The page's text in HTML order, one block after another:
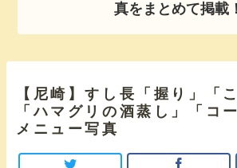
真をまとめて掲載！
【尼崎】すし長「握り」「
「ハマグリの酒蒸し」「コ
メニュー写真